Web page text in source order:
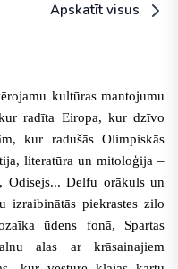
Apskatīt visus
kultūras mantojumu
radīta Eiropa, kur dzīvo
kur radušās Olimpiskās
literatūra un mitoloģija –
Odisejs... Delfu orākuls un
izraibinātās piekrastes zilo
ūdens fonā, Spartas
alas ar krāsainajiem